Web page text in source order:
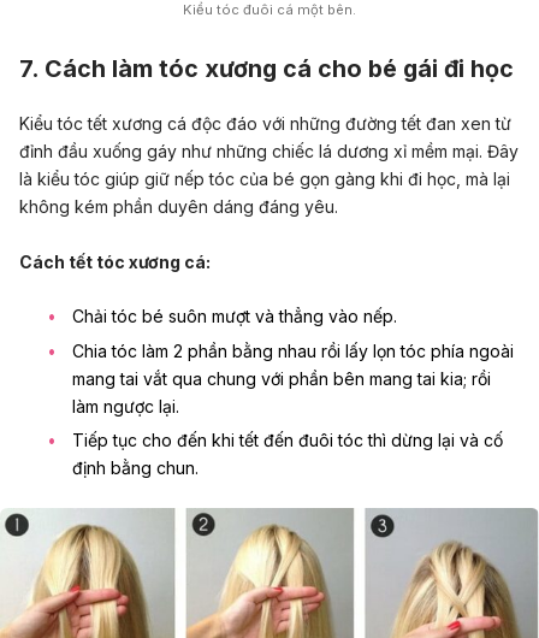
Kiểu tóc đuôi cá một bên.
7. Cách làm tóc xương cá cho bé gái đi học
Kiểu tóc tết xương cá độc đáo với những đường tết đan xen từ
đỉnh đầu xuống gáy như những chiếc lá dương xỉ mềm mại. Đây
là kiểu tóc giúp giữ nếp tóc của bé gọn gàng khi đi học, mà lại
không kém phần duyên dáng đáng yêu.
Cách tết tóc xương cá:
Chải tóc bé suôn mượt và thẳng vào nếp.
Chia tóc làm 2 phần bằng nhau rồi lấy lọn tóc phía ngoài
mang tai vắt qua chung với phần bên mang tai kia; rồi
làm ngược lại.
Tiếp tục cho đến khi tết đến đuôi tóc thì dừng lại và cố
định bằng chun.